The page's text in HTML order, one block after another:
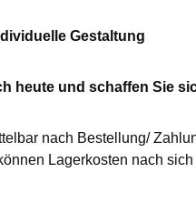
Gestaltung
heute und schaffen Sie
nach Bestellung/
Lagerkosten nach